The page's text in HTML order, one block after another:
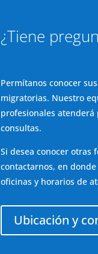
¿Tiene
Permítanos conocer
migratorias. Nuestro
profesionales atenderá
consultas.
Si desea conocer otras
contactarnos, en
oficinas y horarios de
Ubicación y